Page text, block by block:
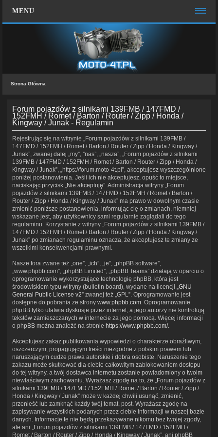
MENU
Zespół administracyjny
FAQ
MOTO CHAT
ZALOGUJ SIĘ
ZAREJESTRUJ SIĘ
KONTAKT Z NAMI
Strona Główna
Forum pojazdów z silnikami 139FMB / 147FMD /
152FMH / Romet / Barton / Router / Zipp / Honda /
Kingway / Junak - Regulamin
Rejestrując się na witrynie „Forum pojazdów z silnikami 139FMB /
147FMD / 152FMH / Romet / Barton / Router / Zipp / Honda / Kingway /
Junak”, zwanej dalej „my”, ”nas”, „nasza”, „Forum pojazdów z silnikami
139FMB / 147FMD / 152FMH / Romet / Barton / Router / Zipp / Honda /
Kingway / Junak”, „https://forum.moto-4t.pl”, akceptujesz wyszczególnione
poniżej postanowienia. Jeśli ich nie akceptujesz, opuść to miejsce,
naciskając przycisk „Nie akceptuję”. Administracja witryny „Forum
pojazdów z silnikami 139FMB / 147FMD / 152FMH / Romet / Barton /
Router / Zipp / Honda / Kingway / Junak” ma prawo w dowolnym czasie
zmienić poniższe postanowienia, informując cię o zmianach, niemniej
wskazane jest, aby użytkownicy sami regularnie zaglądali do tego
regulaminu. Korzystanie z witryny „Forum pojazdów z silnikami 139FMB /
147FMD / 152FMH / Romet / Barton / Router / Zipp / Honda / Kingway /
Junak” po zmianach regulaminu oznacza, że akceptujesz te zmiany ze
wszelkimi konsekwencjami prawnymi.
Nasze fora zwane też „one”, „ich”, „je”, „phpBB software”,
„www.phpbb.com”, „phpBB Limited”, „phpBB Teams” działają w oparciu o
oprogramowanie wykorzystujące technologię phpBB, która jest
środowiskiem typu witryny (bulletin board), wydane na licencji „GNU
General Public License v2” zwanej też „GPL”. Oprogramowanie jest
dostępne do pobrania ze strony www.phpbb.com. Oprogramowanie
phpBB tylko ułatwia dyskusje przez internet, a jego autorzy nie kontrolują
tekstów zamieszczanych w internecie za jego pomocą. Więcej informacji
o phpBB można znaleźć na stronie https://www.phpbb.com/.
Akceptujesz zakaz publikowania wypowiedzi o charakterze obraźliwym,
oszczerczym, propagującym treści niezgodne z polskim prawem lub
naruszającym cudze prawa autorskie i dobra osobiste. Naruszenie tego
zakazu może skutkować dla ciebie całkowitym zablokowaniem dostępu
do tej witryny, a twój dostawca internetu zostanie powiadomiony o twoim
niewłaściwym zachowaniu. Wyrażasz zgodę na to, że „Forum pojazdów z
silnikami 139FMB / 147FMD / 152FMH / Romet / Barton / Router / Zipp /
Honda / Kingway / Junak” może w każdej chwili usunąć, zmienić,
przenieść lub zamknąć każdy twój temat, post. Wyrażasz zgodę na
zapisywanie wszystkich podanych przez ciebie informacji w naszej bazie
danych. Informacje te nie będą przekazywane nikomu bez twojej zgody,
ale ani „Forum pojazdów z silnikami 139FMB / 147FMD / 152FMH /
Romet / Barton / Router / Zipp / Honda / Kingway / Junak”, ani phpBB